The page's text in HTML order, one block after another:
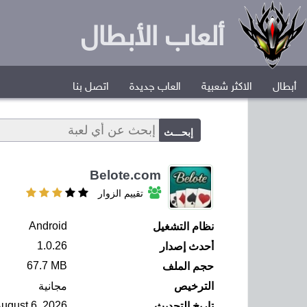
ألعاب الأبطال
أبطال الاكثر شعبية العاب جديدة اتصل بنا
Belote.com
تقييم الزوار
نظام التشغيل
Android
أحدث إصدار
1.0.26
حجم الملف
67.7 MB
الترخيص
مجانية